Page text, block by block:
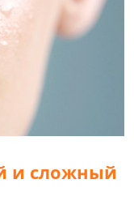
и сложный